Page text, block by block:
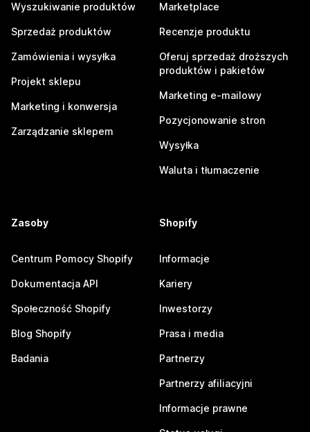
Wyszukiwanie produktów
Sprzedaż produktów
Zamówienia i wysyłka
Projekt sklepu
Marketing i konwersja
Zarządzanie sklepem
Marketplace
Recenzje produktu
Oferuj sprzedaż droższych
produktów i pakietów
Marketing e-mailowy
Pozycjonowanie stron
Wysyłka
Waluta i tłumaczenie
Zasoby
Centrum Pomocy Shopify
Dokumentacja API
Społeczność Shopify
Blog Shopify
Badania
Shopify
Informacje
Kariery
Inwestorzy
Prasa i media
Partnerzy
Partnerzy afiliacyjni
Informacje prawne